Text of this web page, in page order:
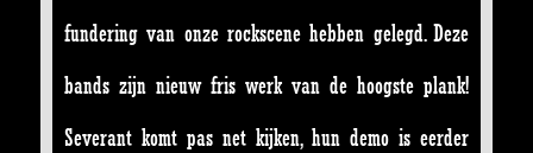
fundering van onze rockscene hebben gelegd. Deze
bands zijn nieuw fris werk van de hoogste plank!
Severant komt pas net kijken, hun demo is eerder